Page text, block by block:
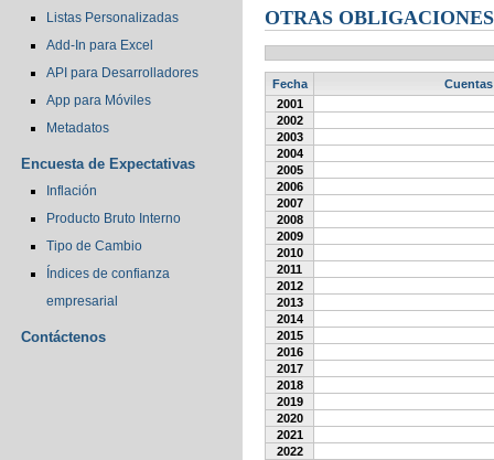
Listas Personalizadas
Add-In para Excel
API para Desarrolladores
App para Móviles
Metadatos
Encuesta de Expectativas
Inflación
Producto Bruto Interno
Tipo de Cambio
Índices de confianza
empresarial
Contáctenos
OTRAS
Fecha
2001
2002
2003
2004
2005
2006
2007
2008
2009
2010
2011
2012
2013
2014
2015
2016
2017
2018
2019
2020
2021
2022